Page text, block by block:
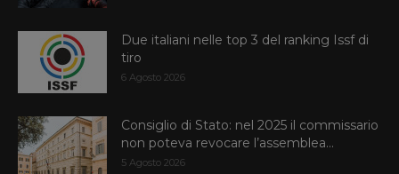
Due italiani nelle top 3 del ranking Issf di
tiro
6 Agosto 2026
Consiglio di Stato: nel 2025 il commissario
non poteva revocare l’assemblea...
5 Agosto 2026